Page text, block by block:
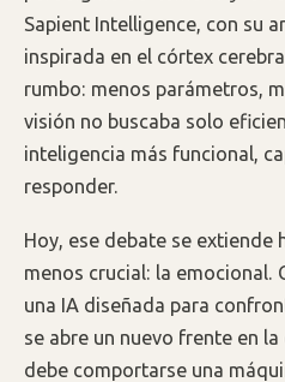
Sapient Intelligence, con su
inspirada en el córtex
rumbo: menos parámetros,
visión no buscaba solo
inteligencia más funcional,
responder.
Hoy, ese debate se extiende
menos crucial: la emocional.
una IA diseñada para
se abre un nuevo frente en
debe comportarse una